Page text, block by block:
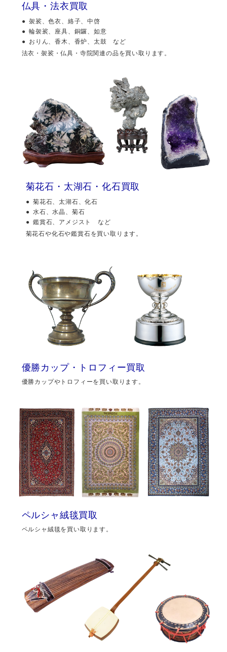
仏具・法衣買取
袈裟、色衣、絡子、中啓
輪袈裟、座具、銅鑼、如意
おりん、香木、香炉、太鼓 など
法衣・袈裟・仏具・寺院関連の品を買い取ります。
菊花石・太湖石・化石買取
菊花石、太湖石、化石
水石、水晶、菊石
鑑賞石、アメジスト など
菊花石や化石や鑑賞石を買い取ります。
優勝カップ・トロフィー買取
優勝カップやトロフィーを買い取ります。
ペルシャ絨毯買取
ペルシャ絨毯を買い取ります。